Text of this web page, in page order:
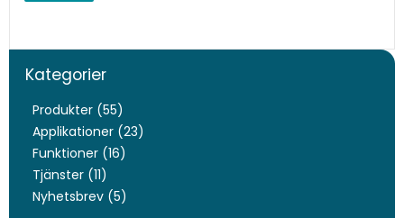
Kategorier
Produkter (55)
Applikationer (23)
Funktioner (16)
Tjänster (11)
Nyhetsbrev (5)